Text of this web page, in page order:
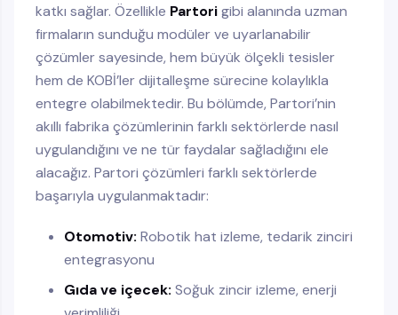
katkı sağlar. Özellikle Partorigibi alanında uzman
firmaların sunduğu modüler ve uyarlanabilir
çözümler sayesinde, hem büyük ölçekli tesisler
hem de KOBİ’ler dijitalleşme sürecine kolaylıkla
entegre olabilmektedir. Bu bölümde, Partori’nin
akıllı fabrika çözümlerinin farklı sektörlerde nasıl
uygulandığını ve ne tür faydalar sağladığını ele
alacağız. Partori çözümleri farklı sektörlerde
başarıyla uygulanmaktadır:
Otomotiv: Robotik hat izleme, tedarik zinciri
entegrasyonu
Gıda ve içecek: Soğuk zincir izleme, enerji